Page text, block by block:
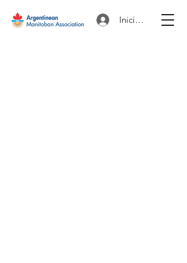
Iniciar sesión